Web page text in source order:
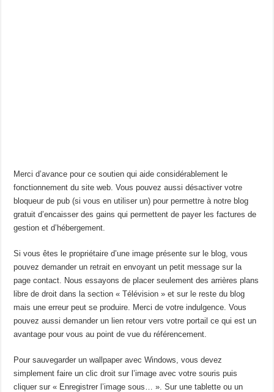
Merci d’avance pour ce soutien qui aide considérablement le
fonctionnement du site web. Vous pouvez aussi désactiver votre
bloqueur de pub (si vous en utiliser un) pour permettre à notre blog
gratuit d’encaisser des gains qui permettent de payer les factures de
gestion et d’hébergement.
Si vous êtes le propriétaire d’une image présente sur le blog, vous
pouvez demander un retrait en envoyant un petit message sur la
page contact. Nous essayons de placer seulement des arrières plans
libre de droit dans la section « Télévision » et sur le reste du blog
mais une erreur peut se produire. Merci de votre indulgence. Vous
pouvez aussi demander un lien retour vers votre portail ce qui est un
avantage pour vous au point de vue du référencement.
Pour sauvegarder un wallpaper avec Windows, vous devez
simplement faire un clic droit sur l’image avec votre souris puis
cliquer sur « Enregistrer l’image sous… ». Sur une tablette ou un